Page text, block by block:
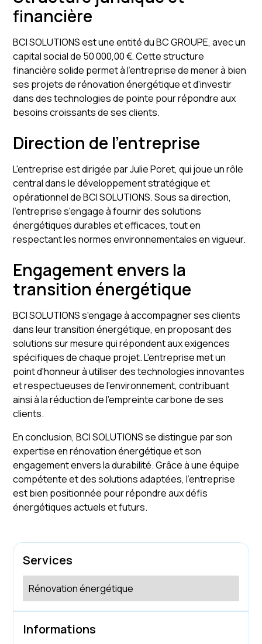
financière
BCI SOLUTIONS est une entité du BC GROUPE, avec un
capital social de 50 000,00 €. Cette structure
financière solide permet à l'entreprise de mener à bien
ses projets de rénovation énergétique et d'investir
dans des technologies de pointe pour répondre aux
besoins croissants de ses clients.
Direction de l'entreprise
L'entreprise est dirigée par Julie Poret, qui joue un rôle
central dans le développement stratégique et
opérationnel de BCI SOLUTIONS. Sous sa direction,
l'entreprise s'engage à fournir des solutions
énergétiques durables et efficaces, tout en
respectant les normes environnementales en vigueur.
Engagement envers la
transition énergétique
BCI SOLUTIONS s'engage à accompagner ses clients
dans leur transition énergétique, en proposant des
solutions sur mesure qui répondent aux exigences
spécifiques de chaque projet. L'entreprise met un
point d'honneur à utiliser des technologies innovantes
et respectueuses de l'environnement, contribuant
ainsi à la réduction de l'empreinte carbone de ses
clients.
En conclusion, BCI SOLUTIONS se distingue par son
expertise en rénovation énergétique et son
engagement envers la durabilité. Grâce à une équipe
compétente et des solutions adaptées, l'entreprise
est bien positionnée pour répondre aux défis
énergétiques actuels et futurs.
Services
Rénovation énergétique
Informations